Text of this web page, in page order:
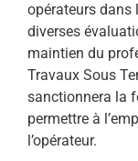
opérateurs dans
diverses
maintien du
Travaux Sous
sanctionnera la
permettre à
l’opérateur.